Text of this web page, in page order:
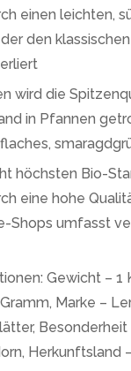
einen leichten,
den
wird die
in Pfannen
höchsten Bio-
eine hohe
Shops umfasst
Gewicht – 1
Marke –
Herkunftsland